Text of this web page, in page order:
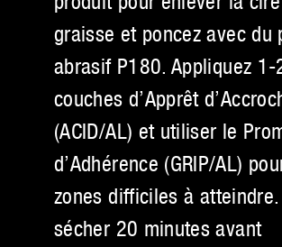
graisse et poncez avec du
abrasif P180. Appliquez 1-
couches d’Apprêt
(ACID/AL) et utiliser le
d’Adhérence (GRIP/AL)
zones difficiles à
sécher 20 minutes avant